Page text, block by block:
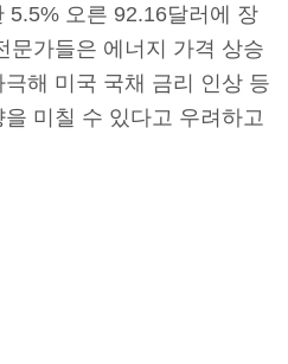
5.5% 오른 92.16달러에 장
문가들은 에너지 가격 상승
해 미국 국채 금리 인상 등
미칠 수 있다고 우려하고